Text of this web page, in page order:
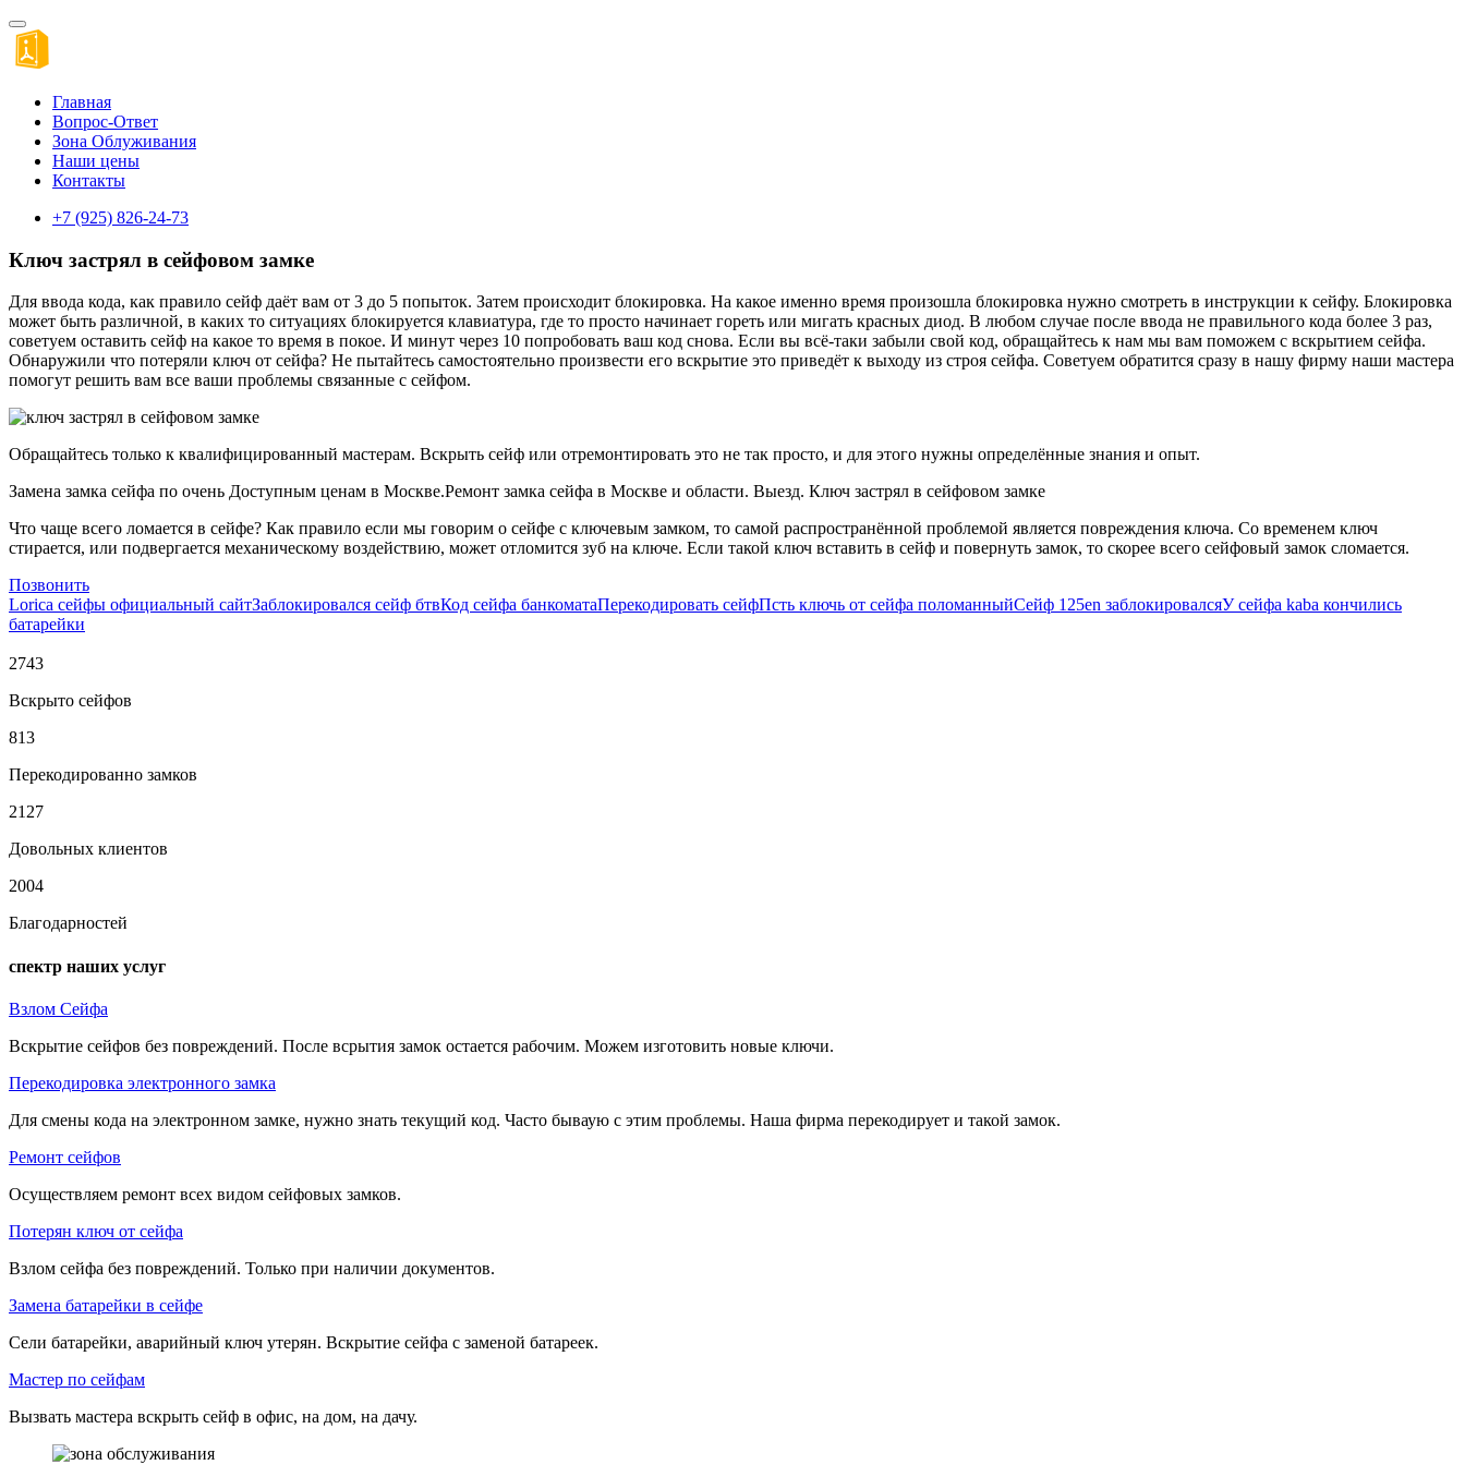
Главная
Вопрос-Ответ
Зона Облуживания
Наши цены
Контакты
+7 (925) 826-24-73
Ключ застрял в сейфовом замке
Для ввода кода, как правило сейф даёт вам от 3 до 5 попыток. Затем происходит блокировка. На какое именно время произошла блокировка нужно смотреть в инструкции к сейфу. Блокировка
может быть различной, в каких то ситуациях блокируется клавиатура, где то просто начинает гореть или мигать красных диод. В любом случае после ввода не правильного кода более 3 раз,
советуем оставить сейф на какое то время в покое. И минут через 10 попробовать ваш код снова. Если вы всё-таки забыли свой код, обращайтесь к нам мы вам поможем с вскрытием сейфа.
Обнаружили что потеряли ключ от сейфа? Не пытайтесь самостоятельно произвести его вскрытие это приведёт к выходу из строя сейфа. Советуем обратится сразу в нашу фирму наши мастера
помогут решить вам все ваши проблемы связанные с сейфом.
Обращайтесь только к квалифицированный мастерам. Вскрыть сейф или отремонтировать это не так просто, и для этого нужны определённые знания и опыт.
Замена замка сейфа по очень Доступным ценам в Москве.Ремонт замка сейфа в Москве и области. Выезд. Ключ застрял в сейфовом замке
Что чаще всего ломается в сейфе? Как правило если мы говорим о сейфе с ключевым замком, то самой распространённой проблемой является повреждения ключа. Со временем ключ
стирается, или подвергается механическому воздействию, может отломится зуб на ключе. Если такой ключ вставить в сейф и повернуть замок, то скорее всего сейфовый замок сломается.
Позвонить
Lorica сейфы официальный сайтЗаблокировался сейф бтвКод сейфа банкоматаПерекодировать сейфПсть ключь от сейфа поломанныйСейф 125en заблокировалсяУ сейфа kaba кончились
батарейки
2743
Вскрыто сейфов
813
Перекодированно замков
2127
Довольных клиентов
2004
Благодарностей
спектр наших услуг
Взлом Сейфа
Вскрытие сейфов без повреждений. После всрытия замок остается рабочим. Можем изготовить новые ключи.
Перекодировка электронного замка
Для смены кода на электронном замке, нужно знать текущий код. Часто бываую с этим проблемы. Наша фирма перекодирует и такой замок.
Ремонт сейфов
Осуществляем ремонт всех видом сейфовых замков.
Потерян ключ от сейфа
Взлом сейфа без повреждений. Только при наличии документов.
Замена батарейки в сейфе
Сели батарейки, аварийный ключ утерян. Вскрытие сейфа с заменой батареек.
Мастер по сейфам
Вызвать мастера вскрыть сейф в офис, на дом, на дачу.